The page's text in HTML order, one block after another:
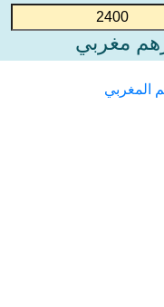
مغربي
المغربي